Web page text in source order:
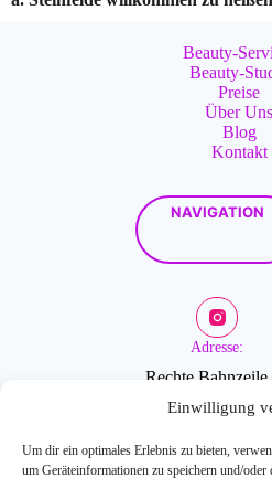
Einwilligung
Um dir ein optimales Erlebnis zu bieten,
um Geräteinformationen zu speichern und/
Beauty-
Beauty-
Preise
Über Uns
Blog
Kontakt
NAVIGATION
Adresse:
Rechte Bahnzeile
Öffnungszeiten: